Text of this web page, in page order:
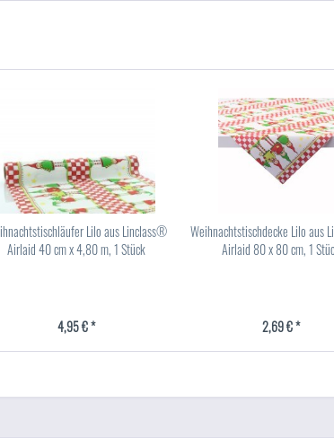
Lilo aus Linclass®
Airlaid 40 cm x 4,80 m, 1 Stück
4,95 € *
Weihnachtstischdecke Lilo aus
Airlaid 80 x 80 cm, 1
2,69 € *